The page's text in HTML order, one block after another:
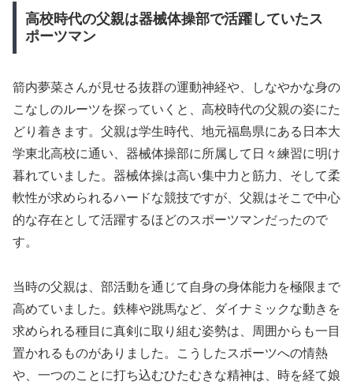
高校時代の父親は器械体操部で活躍していたス
ポーツマン
箭内夢菜さんが見せる抜群の運動神経や、しなやかな身の
こなしのルーツを探っていくと、高校時代の父親の姿にた
どり着きます。父親は学生時代、地元福島県にある日本大
学東北高校に通い、器械体操部に所属して日々練習に明け
暮れていました。器械体操は高い集中力と筋力、そして柔
軟性が求められるハードな競技ですが、父親はそこで中心
的な存在として活躍するほどのスポーツマンだったので
す。
当時の父親は、部活動を通じて自身の身体能力を極限まで
高めていました。鉄棒や跳馬など、ダイナミックな動きを
求められる種目に真剣に取り組む姿勢は、周囲からも一目
置かれるものがありました。こうしたスポーツへの情熱
や、一つのことに打ち込むひたむきな精神は、時を経て娘